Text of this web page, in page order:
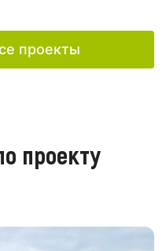
проекты
проекту